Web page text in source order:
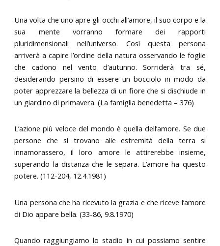
Una volta che uno apre gli occhi all’amore, il suo corpo e la
sua mente vorranno formare dei rapporti
pluridimensionali nell’universo. Così questa persona
arriverà a capire l’ordine della natura osservando le foglie
che cadono nel vento d’autunno. Sorriderà tra sé,
desiderando persino di essere un bocciolo in modo da
poter apprezzare la bellezza di un fiore che si dischiude in
un giardino di primavera. (La famiglia benedetta – 376)
L’azione più veloce del mondo è quella dell’amore. Se due
persone che si trovano alle estremità della terra si
innamorassero, il loro amore le attirerebbe insieme,
superando la distanza che le separa. L’amore ha questo
potere. (112-204, 12.4.1981)
Una persona che ha ricevuto la grazia e che riceve l’amore
di Dio appare bella. (33-86, 9.8.1970)
Quando raggiungiamo lo stadio in cui possiamo sentire